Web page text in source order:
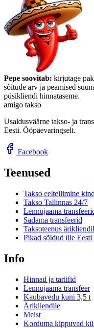
Pepe soovitab: kirjutage
sõitude arv ja peamised
püsikliendi hinnataseme.
amigo takso
Usaldusväärne takso- ja
Eesti. Ööpäevaringselt.
Facebook
Teenused
Takso eeltellimine
Takso Tallinnas 24/7
Lennujaama
Sadama transfeerid
Taksoteenus
Pikad sõidud üle Eesti
Info
Hinnad ja tariifid
Lennujaama transfeer
Kaubavedu kuni 3,5 t
Ärikliendile
Meist
Korduma kippuvad